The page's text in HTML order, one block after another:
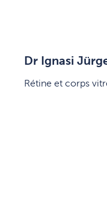
Dr Ignasi
Rétine et corps